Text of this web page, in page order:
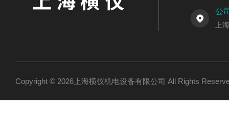
公
上
Copyright © 2026上海横仪机电设备有限公司 All Rights